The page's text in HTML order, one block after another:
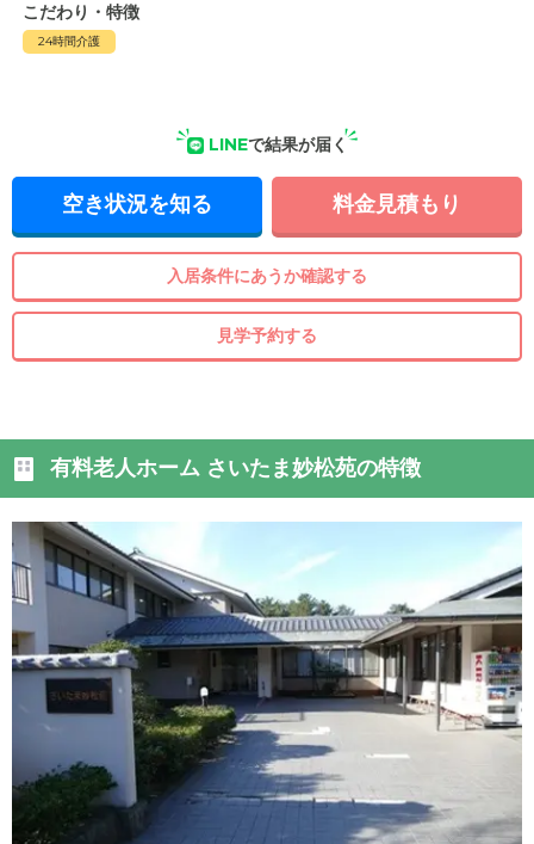
こだわり・特徴
24時間介護
LINEで結果が届く
空き状況を知る 料金見積もり
入居条件にあうか確認する
見学予約する
有料老人ホーム さいたま妙松苑の特徴